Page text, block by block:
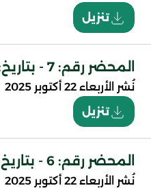
تنزيل
المحضر رقم: 7 - بتاريخ: 22/10/2025
نُشر الأربعاء 22 أكتوبر 2025
تنزيل
المحضر رقم: 6 - بتاريخ: 22/10/2025
نُشر الأربعاء 22 أكتوبر 2025